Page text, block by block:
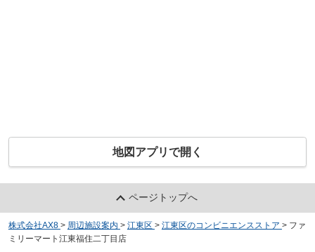
地図アプリで開く
ページトップへ
株式会社AX8 > 周辺施設案内 > 江東区 > 江東区のコンビニエンスストア > ファ
ミリーマート江東福住二丁目店